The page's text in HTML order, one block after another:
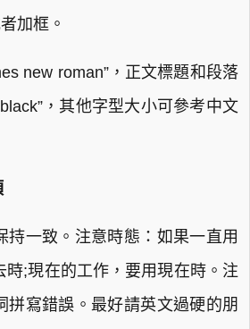
加框。
new roman”，正文標題和段落
，其他字型大小可參考中文
持一致。注意時態：如果一直用
時;現在的工作，要用現在時。注
拼寫錯誤。最好請英文過硬的朋